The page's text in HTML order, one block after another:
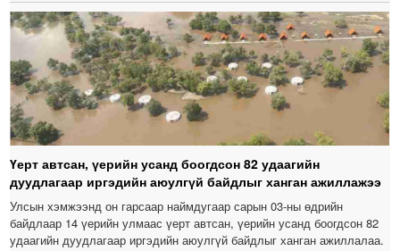
Үерт автсан, үерийн усанд боогдсон 82 удаагийн
дуудлагаар иргэдийн аюулгүй байдлыг ханган ажиллажээ
Улсын хэмжээнд он гарсаар наймдугаар сарын 03-ны өдрийн
байдлаар 14 үерийн улмаас үерт автсан, үерийн усанд боогдсон 82
удаагийн дуудлагаар иргэдийн аюулгүй байдлыг ханган ажиллалаа.